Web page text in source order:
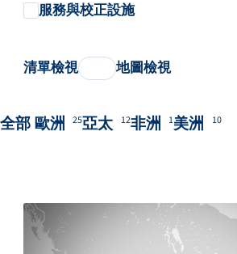
服務與校正設施
清單檢視 地圖檢視
全部歐洲 25亞太 12非洲 1美洲 10